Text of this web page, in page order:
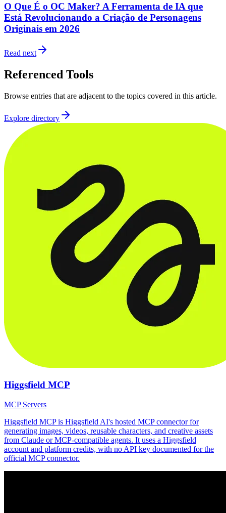
O Que É o OC Maker? A Ferramenta de IA que
Está Revolucionando a Criação de Personagens
Originais em 2026
Read next
Referenced Tools
Browse entries that are adjacent to the topics covered in this article.
Explore directory
Higgsfield MCP
MCP Servers
Higgsfield MCP is Higgsfield AI's hosted MCP connector for
generating images, videos, reusable characters, and creative assets
from Claude or MCP-compatible agents. It uses a Higgsfield
account and platform credits, with no API key documented for the
official MCP connector.